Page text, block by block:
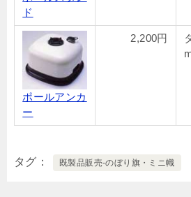
ド
ポールアンカ
ー
2,200円
タグ 既製品販売-のぼり旗・ミニ幟